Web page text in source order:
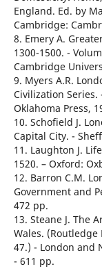
England. Ed. by
Cambridge:
8. Emery A.
1300-1500. -
Cambridge
9. Myers A.R.
Civilization Series.
Oklahoma Press,
10. Schofield J.
Capital City. -
11. Laughton J.
1520. – Oxford:
12. Barron C.M.
Government and
472 pp.
13. Steane J. The
Wales.
47.) - London and
- 611 pp.